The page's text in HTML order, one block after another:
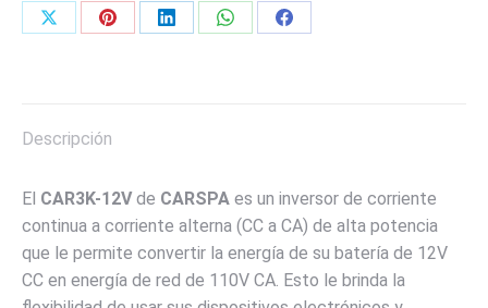
12V
110V
Con
salida
USB
5V
Share
Share
Share
Share
Share
Descripción
El CAR3K-12Vde CARSPA es un inversor de corriente
continua a corriente alterna (CC a CA) de alta potencia
que le permite convertir la energía de su batería de 12V
CC en energía de red de 110V CA. Esto le brinda la